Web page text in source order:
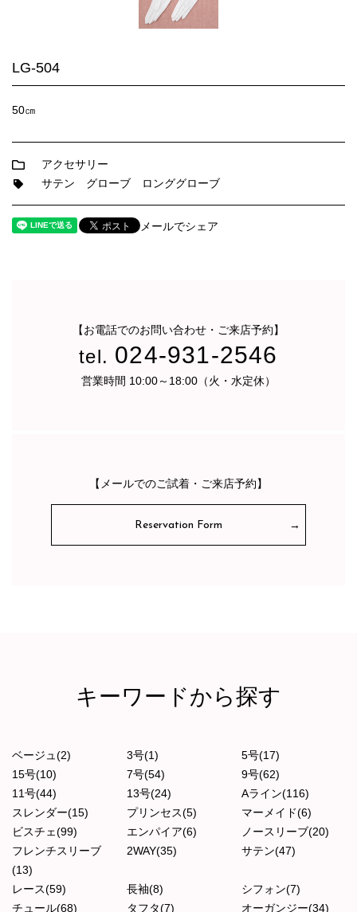
LG-504
50㎝
アクセサリー
サテン
グローブ ロンググローブ
メールでシェア
【お電話でのお問い合わせ・ご来店予約】
tel. 024-931-2546
営業時間 10:00～18:00（火・水定休）
【メールでのご試着・ご来店予約】
Reservation Form
キーワードから探す
ベージュ(2) 3号(1)
5号(17)
15号(10)
7号(54)
9号(62)
11号(44)
13号(24)
Aライン(116)
スレンダー(15)
プリンセス(5)
マーメイド(6)
ビスチェ(99)
エンパイア(6)
ノースリーブ(20)
フレンチスリーブ
(13)
2WAY(35) サテン(47)
レース(59) 長袖(8)
シフォン(7)
チュール(68)
タフタ(7) オーガンジー(34)